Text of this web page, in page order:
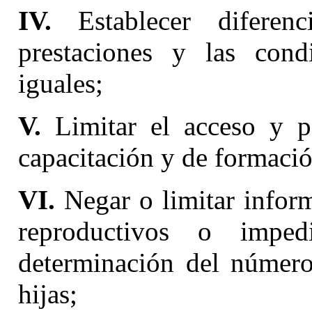
IV. Establecer
prestaciones y las
iguales;
V. Limitar el acceso y
capacitación y de
VI. Negar o limitar
reproductivos o
determinación del
hijas;